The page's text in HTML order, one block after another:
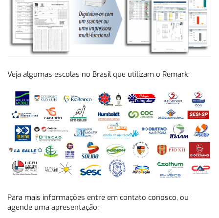
Veja algumas escolas no Brasil que utilizam o Remark:
Para mais informações entre em contato conosco, ou
agende uma apresentação: